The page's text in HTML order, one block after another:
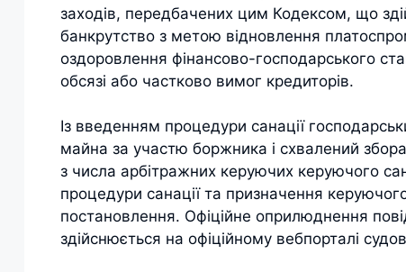
заходів, передбачених цим Кодексом, що
банкрутство з метою відновлення
оздоровлення фінансово-господарського
обсязі або частково вимог кредиторів.
Із введенням процедури санації
майна за участю боржника і схвалений
з числа арбітражних керуючих керуючого
процедури санації та призначення
постановлення. Офіційне оприлюднення
здійснюється на офіційному вебпорталі